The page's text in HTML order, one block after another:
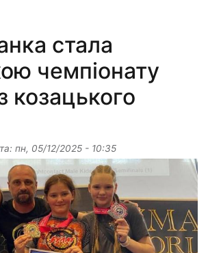
стала
чемпіонату
козацького
пн, 05/12/2025 - 10:35